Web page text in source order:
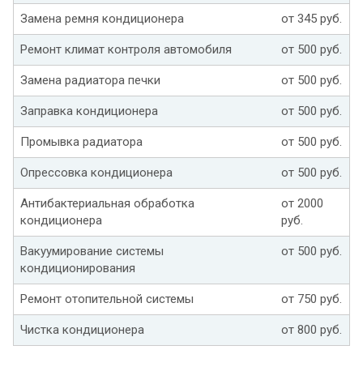
Замена ремня кондиционера от 345 руб.
Ремонт климат контроля автомобиля от 500 руб.
Замена радиатора печки от 500 руб.
Заправка кондиционера от 500 руб.
Промывка радиатора от 500 руб.
Опрессовка кондиционера от 500 руб.
Антибактериальная обработка
кондиционера
от 2000
руб.
Вакуумирование системы
кондиционирования
от 500 руб.
Ремонт отопительной системы от 750 руб.
Чистка кондиционера от 800 руб.